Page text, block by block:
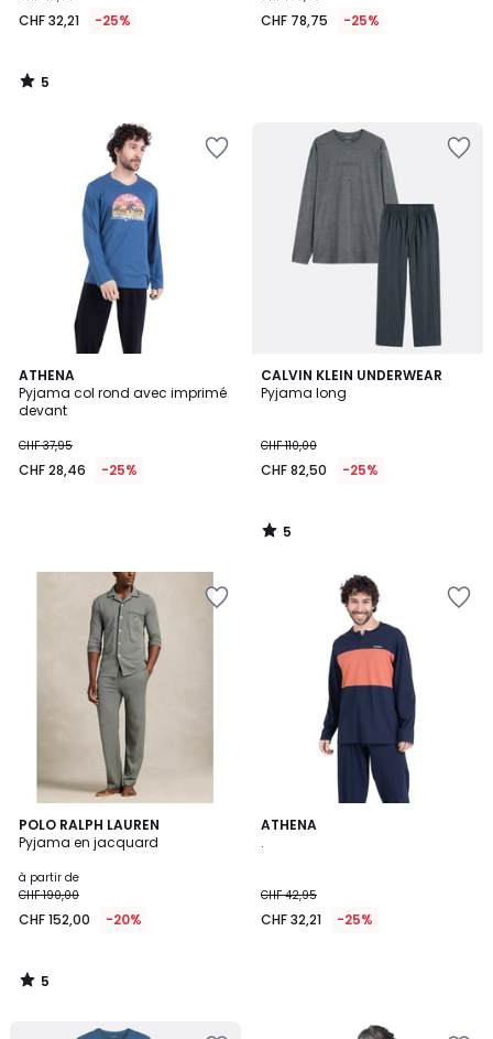
CHF 32,21 -25%
5
/
CHF 78,75 -25%
ATHENA
Pyjama col rond avec imprimé
devant
CHF 37,95
CHF 28,46 -25%
CALVIN KLEIN UNDERWEAR
Pyjama long
CHF 110,00
CHF 82,50 -25%
5
/
5
/
POLO RALPH LAUREN
Pyjama en jacquard
à partir de
CHF 190,00
CHF 152,00 -20%
5
/
5
/
ATHENA
.
CHF 42,95
CHF 32,21 -25%